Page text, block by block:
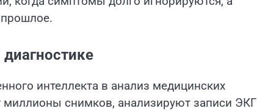
прошлое.
интеллекта в анализ медицинских
снимков, анализируют записи ЭКГ